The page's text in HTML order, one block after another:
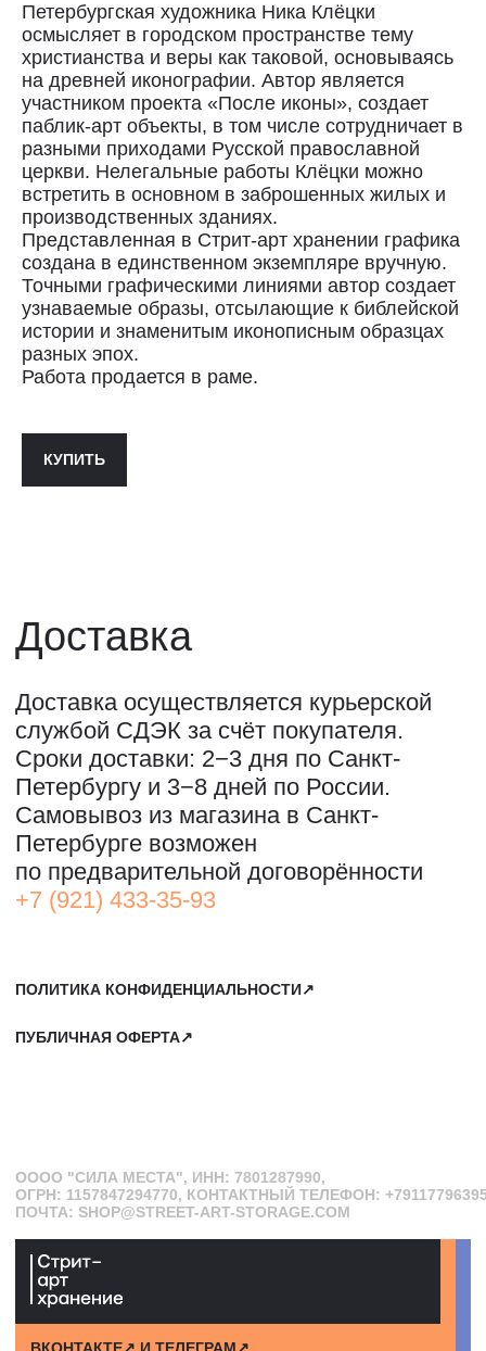
Петербургская художника Ника Клёцки
осмысляет в городском пространстве тему
христианства и веры как таковой, основываясь
на древней иконографии. Автор является
участником проекта «После иконы», создает
паблик-арт объекты, в том числе сотрудничает в
разными приходами Русской православной
церкви. Нелегальные работы Клёцки можно
встретить в основном в заброшенных жилых и
производственных зданиях.
Представленная в Стрит-арт хранении графика
создана в единственном экземпляре вручную.
Точными графическими линиями автор создает
узнаваемые образы, отсылающие к библейской
истории и знаменитым иконописным образцах
разных эпох.
Работа продается в раме.
КУПИТЬ
Доставка осуществляется курьерской
службой СДЭК за счёт покупателя.
Сроки доставки: 2−3 дня по Санкт-
Петербургу и 3−8 дней по России.
Самовывоз из магазина в Санкт-
Петербурге возможен
по предварительной договорённости
+7 (921) 433-35-93
ПУБЛИЧНАЯ ОФЕРТА↗
Доставка
САНКТ-ПЕТЕРБУРГ, СЕВКАБЕЛЬ ПОРТ
КОЖЕВЕННАЯ УЛИЦА, 40Е
2-Й ЭТАЖ, ДОМОФОН 19#
ВКОНТАКТЕ↗ИТЕЛЕГРАМ↗
ДЛЯ ЗАПИСИ НА ЭКСКУРСИИ:
ПО ВОПРОСАМ ПРИОБРЕТЕНИЯ ИСКУССТВА:
+7 911 779-63-95